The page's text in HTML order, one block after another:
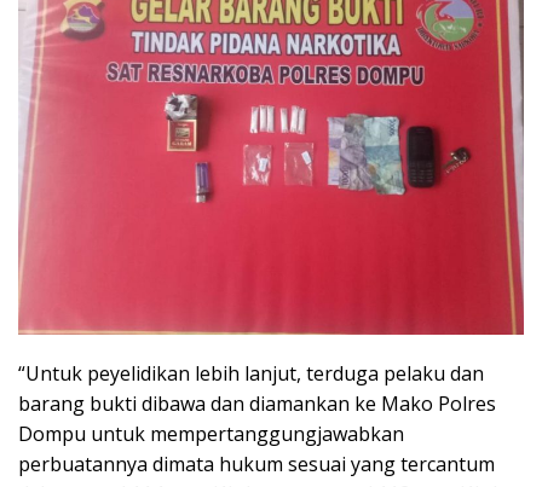
“Untuk peyelidikan lebih lanjut, terduga pelaku dan
barang bukti dibawa dan diamankan ke Mako Polres
Dompu untuk mempertanggungjawabkan
perbuatannya dimata hukum sesuai yang tercantum